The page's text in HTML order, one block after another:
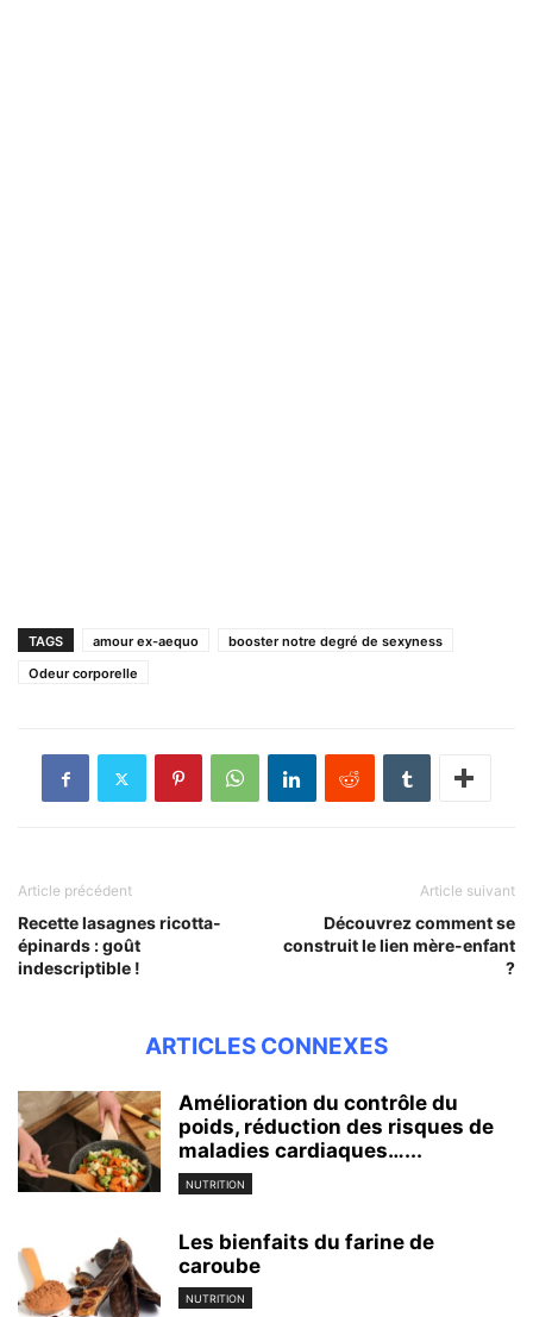
TAGS amour ex-aequo
booster notre degré de sexyness
Odeur corporelle
Article précédent
Recette lasagnes ricotta-
épinards : goût
indescriptible !
Article suivant
Découvrez comment se
construit le lien mère-enfant
?
ARTICLES CONNEXES
Amélioration du contrôle du
poids, réduction des risques de
maladies cardiaques…...
NUTRITION
Les bienfaits du farine de
caroube
NUTRITION